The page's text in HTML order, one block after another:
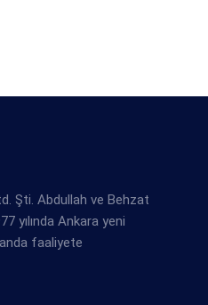
Şti. Abdullah ve Behzat
yılında Ankara yeni
faaliyete